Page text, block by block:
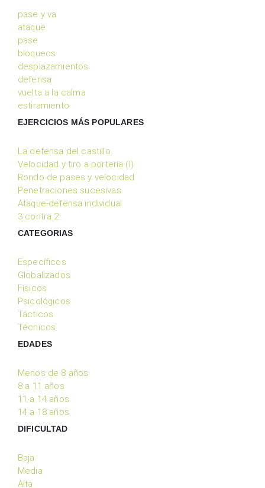
pase y va
ataqué
pase
bloqueos
desplazamientos
defensa
vuelta a la calma
estiramiento
EJERCICIOS MÁS POPULARES
La defensa del castillo
Velocidad y tiro a portería (I)
Rondo de pases y velocidad
Penetraciones sucesivas
Ataque-defensa individual
3 contra 2
CATEGORIAS
Específicos
Globalizados
Físicos
Psicológicos
Tácticos
Técnicos
EDADES
Menos de 8 años
8 a 11 años
11 a 14 años
14 a 18 años
DIFICULTAD
Baja
Media
Alta